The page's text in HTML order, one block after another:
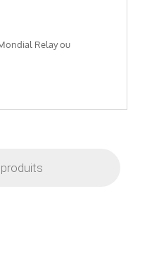
Relay ou